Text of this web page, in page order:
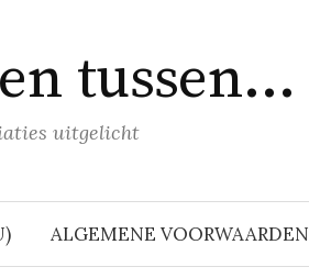
tussen…
uitgelicht
ALGEMENE VOORWAARDEN